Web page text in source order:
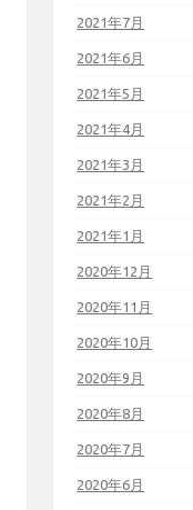
2021年7月
2021年6月
2021年5月
2021年4月
2021年3月
2021年2月
2021年1月
2020年12月
2020年11月
2020年10月
2020年9月
2020年8月
2020年7月
2020年6月